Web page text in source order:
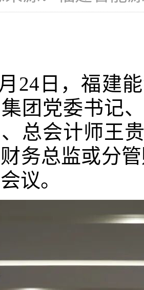
24日，福建
团党委书记
总会计师王
务总监或分
议。